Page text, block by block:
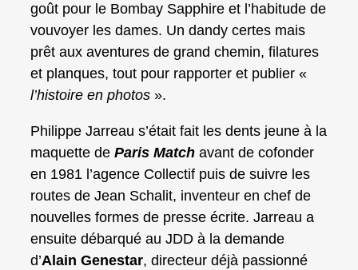
goût pour le Bombay Sapphire et l’habitude de
vouvoyer les dames. Un dandy certes mais
prêt aux aventures de grand chemin, filatures
et planques, tout pour rapporter et publier «
l’histoire en photos ».
Philippe Jarreau s’était fait les dents jeune à la
maquette de Paris Match avant de cofonder
en 1981 l’agence Collectif puis de suivre les
routes de Jean Schalit, inventeur en chef de
nouvelles formes de presse écrite. Jarreau a
ensuite débarqué au JDD à la demande
d’Alain Genestar, directeur déjà passionné